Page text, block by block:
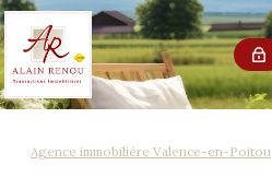
Accueil
Agence immobilière Valence-en-Poitou